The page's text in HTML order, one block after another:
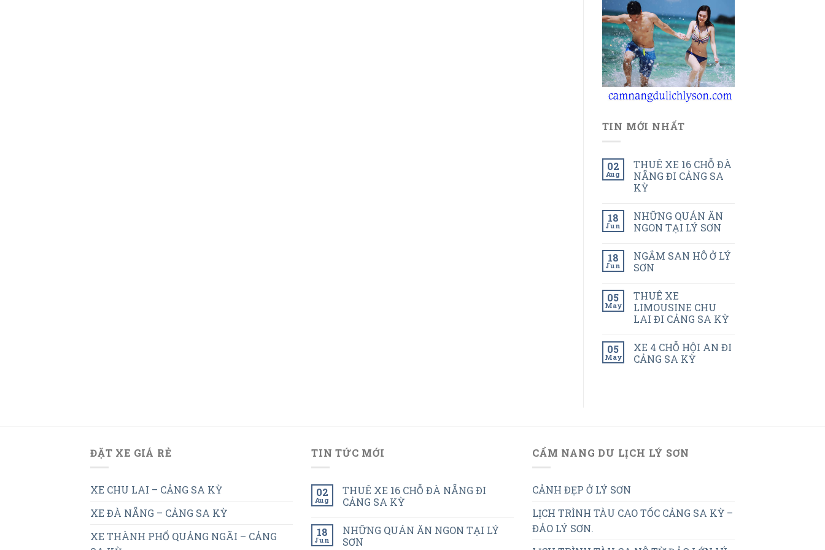
TIN MỚI NHẤT
02
Aug
THUÊ XE 16 CHỖ ĐÀ
NẴNG ĐI CẢNG SA
KỲ
18
Jun
NHỮNG QUÁN ĂN
NGON TẠI LÝ SƠN
18
Jun
NGẮM SAN HÔ Ở LÝ
SƠN
05
May
THUÊ XE
LIMOUSINE CHU
LAI ĐI CẢNG SA KỲ
05
May
XE 4 CHỖ HỘI AN ĐI
CẢNG SA KỲ
ĐẶT XE GIÁ RẺ
XE CHU LAI – CẢNG SA KỲ
XE ĐÀ NẴNG – CẢNG SA KỲ
XE THÀNH PHỐ QUẢNG NGÃI – CẢNG
TIN TỨC MỚI
02
Aug
THUÊ XE 16 CHỖ ĐÀ NẴNG ĐI
CẢNG SA KỲ
18
Jun
NHỮNG QUÁN ĂN NGON TẠI LÝ
SƠN
CẨM NANG DU LỊCH LÝ SƠN
CẢNH ĐẸP Ở LÝ SƠN
LỊCH TRÌNH TÀU CAO TỐC CẢNG SA KỲ –
ĐẢO LÝ SƠN.